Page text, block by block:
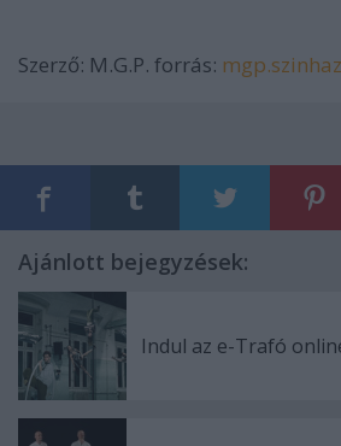
Szerző: M.G.P. forrás:
Ajánlott bejegyzések:
Indul az e-Trafó